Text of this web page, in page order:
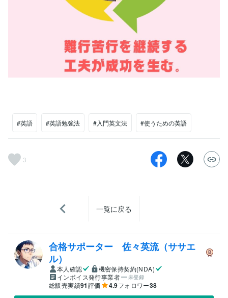
#英語 #英語勉強法 #入門英文法 #使うための英語
3
一覧に戻る
合格サポーター 佐々英流（ササエ
ル）
本人確認
機密保持契約(NDA)
インボイス発行事業者
未登録
総販売実績91評価 4.9フォロワー38